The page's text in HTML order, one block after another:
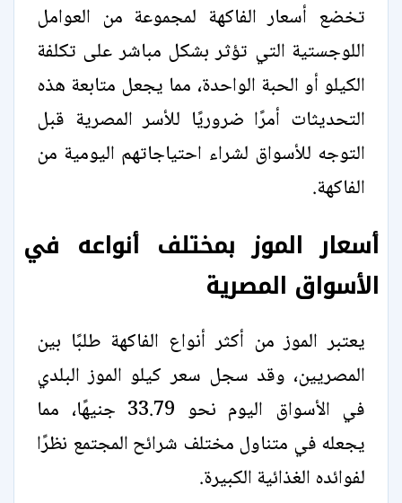
تخضع أسعار الفاكهة لمجموعة من العوامل
اللوجستية التي تؤثر بشكل مباشر على تكلفة
الكيلو أو الحبة الواحدة، مما يجعل متابعة هذه
التحديثات أمرًا ضروريًا للأسر المصرية قبل
التوجه للأسواق لشراء احتياجاتهم اليومية من
الفاكهة.
أسعار الموز بمختلف أنواعه في
الأسواق المصرية
يعتبر الموز من أكثر أنواع الفاكهة طلبًا بين
المصريين، وقد سجل سعر كيلو الموز البلدي
في الأسواق اليوم نحو 33.79 جنيهًا، مما
يجعله في متناول مختلف شرائح المجتمع نظرًا
لفوائده الغذائية الكبيرة.